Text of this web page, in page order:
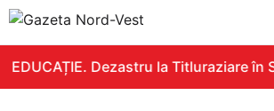
EDUCAȚIE. Dezastru la Titluraziare